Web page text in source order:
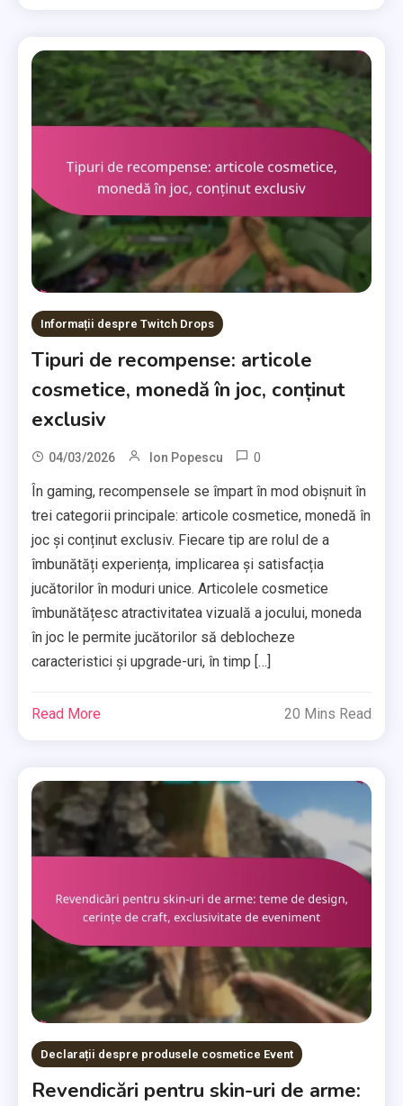
Informații despre Twitch Drops
Tipuri de recompense: articole
cosmetice, monedă în joc, conținut
exclusiv
04/03/2026 Ion Popescu 0
În gaming, recompensele se împart în mod obișnuit în
trei categorii principale: articole cosmetice, monedă în
joc și conținut exclusiv. Fiecare tip are rolul de a
îmbunătăți experiența, implicarea și satisfacția
jucătorilor în moduri unice. Articolele cosmetice
îmbunătățesc atractivitatea vizuală a jocului, moneda
în joc le permite jucătorilor să deblocheze
caracteristici și upgrade-uri, în timp […]
Read More 20 Mins Read
Declarații despre produsele cosmetice Event
Revendicări pentru skin-uri de arme: